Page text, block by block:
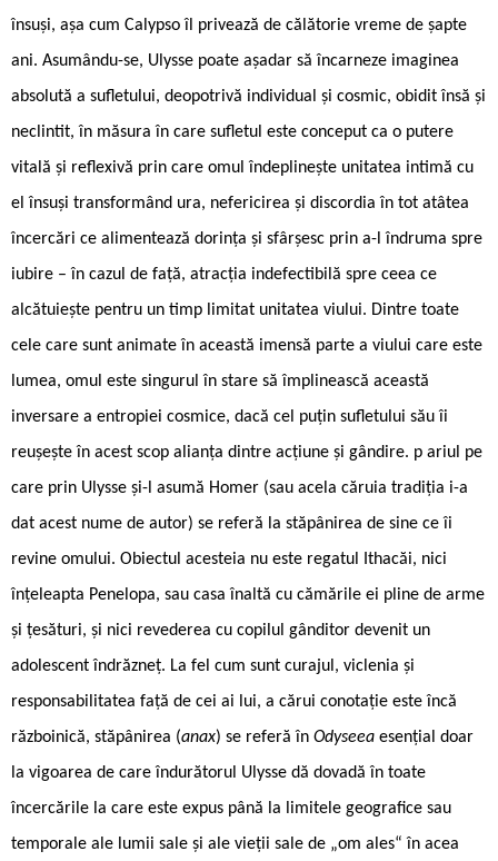
însuși, așa cum Calypso îl privează de călătorie vreme de șapte
ani. Asumându-se, Ulysse poate așadar să încarneze imaginea
absolută a sufletului, deopotrivă individual și cosmic, obidit însă și
neclintit, în măsura în care sufletul este conceput ca o putere
vitală și reflexivă prin care omul îndeplinește unitatea intimă cu
el însuși transformând ura, nefericirea și discordia în tot atâtea
încercări ce alimentează dorința și sfârșesc prin a-l îndruma spre
iubire – în cazul de față, atracția indefectibilă spre ceea ce
alcătuiește pentru un timp limitat unitatea viului. Dintre toate
cele care sunt animate în această imensă parte a viului care este
lumea, omul este singurul în stare să împlinească această
inversare a entropiei cosmice, dacă cel puțin sufletului său îi
reușește în acest scop alianța dintre acțiune și gândire. p ariul pe
care prin Ulysse și-l asumă Homer (sau acela căruia tradiția i-a
dat acest nume de autor) se referă la stăpânirea de sine ce îi
revine omului. Obiectul acesteia nu este regatul Ithacăi, nici
înțeleapta Penelopa, sau casa înaltă cu cămările ei pline de arme
și țesături, și nici revederea cu copilul gânditor devenit un
adolescent îndrăzneț. La fel cum sunt curajul, viclenia și
responsabilitatea față de cei ai lui, a cărui conotație este încă
războinică, stăpânirea (anax) se referă în Odyseea esențial doar
la vigoarea de care îndurătorul Ulysse dă dovadă în toate
încercările la care este expus până la limitele geografice sau
temporale ale lumii sale și ale vieții sale de „om ales“ în acea